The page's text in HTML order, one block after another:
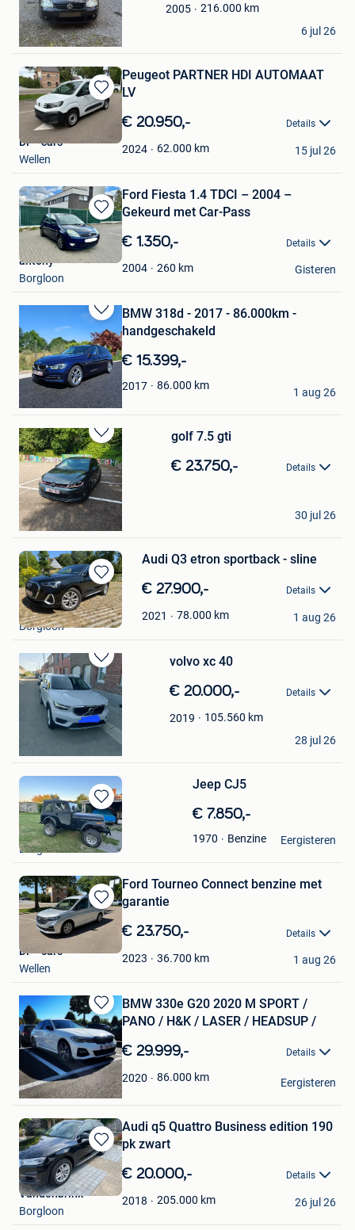
Favorieten
2005 216.000 km
Ali Shuaib
Borgloon
6 jul 26
Bewaren
in
Favorieten
Peugeot PARTNER HDI AUTOMAAT
LV
€ 20.950,- Details
2024 62.000 km
DF - cars
Wellen
15 jul 26
Bewaren
in
Mijn
Favorieten
Ford Fiesta 1.4 TDCI – 2004 –
Gekeurd met Car-Pass
€ 1.350,- Details
2004 260 km
antony
Borgloon
Gisteren
Bewaren
in
Mijn
Favorieten
BMW 318d - 2017 - 86.000km -
handgeschakeld
€ 15.399,-
2017 86.000 km
GM
Borgloon
1 aug 26
Bewaren
in
Mijn
Favorieten
golf 7.5 gti
€ 23.750,- Details
Sander Herbots
Borgloon
30 jul 26
Bewaren
in
Mijn
Favorieten
Audi Q3 etron sportback - sline
€ 27.900,- Details
2021 78.000 km
Brecht
Borgloon
1 aug 26
Bewaren
in
Mijn
Favorieten
volvo xc 40
€ 20.000,- Details
2019 105.560 km
Borgloon
28 jul 26
Bewaren
in
Mijn
Favorieten
Jeep CJ5
€ 7.850,-
1970 Benzine
S
Borgloon
Eergisteren
Bewaren
in
Favorieten
Ford Tourneo Connect benzine met
garantie
€ 23.750,- Details
2023 36.700 km
DF - cars
Wellen
1 aug 26
Bewaren
in
Mijn
Favorieten
BMW 330e G20 2020 M SPORT /
PANO / H&K / LASER / HEADSUP /
€ 29.999,- Details
2020 86.000 km
Juni0r
Borgloon
Eergisteren
Bewaren
in
Mijn
Favorieten
Audi q5 Quattro Business edition 190
pk zwart
€ 20.000,- Details
2018 205.000 km
Vandenbrink
Borgloon
26 jul 26